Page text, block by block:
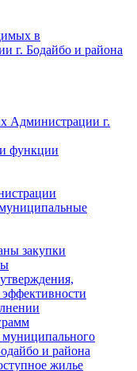
в
г. Бодайбо и района
Администрации г.
функции
закупки
муниципального
и района
жилье